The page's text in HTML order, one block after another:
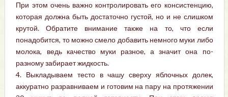
При этом очень важно контролировать его консистенцию,
которая должна быть достаточно густой, но и не слишком
крутой. Обратите внимание также на то, что если
понадобится, то можно смело добавить немного муки либо
молока, ведь качество муки разное, а значит она по-
разному забирает жидкость.
4. Выкладываем тесто в чашу сверху яблочных долек,
аккуратно разравниваем и готовим на пару на протяжении